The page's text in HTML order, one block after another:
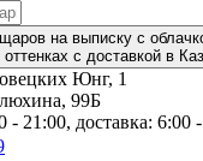
Юнг, 1
99Б
- 21:00, доставка: 6:00